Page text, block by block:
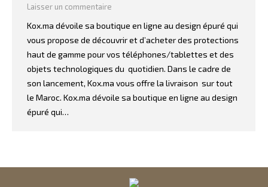
Laisser un commentaire
Kox.ma dévoile sa boutique en ligne au design épuré qui
vous propose de découvrir et d’acheter des protections
haut de gamme pour vos téléphones/tablettes et des
objets technologiques du quotidien. Dans le cadre de
son lancement, Kox.ma vous offre la livraison sur tout
le Maroc. Kox.ma dévoile sa boutique en ligne au design
épuré qui…